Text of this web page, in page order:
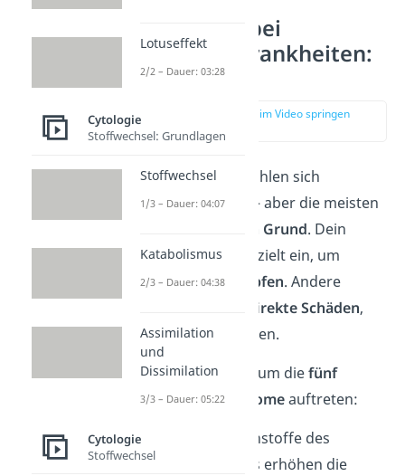
Symptome bei
Infektionskrankheiten:
Ursachen
zur Stelle im Video springen
VieleSymptome
fühlen sich
unangenehm an — aber die meisten
guten Grund. Dein
Körper setzt sie gezielt ein, um
Erreger zu bekämpfen. Andere
direkte Schäden,
die Erreger anrichten.
Hier siehst du, warum diefünf
häufigsten Symptomeauftreten:
→ Botenstoffe des
Immunsystems erhöhen die
Lotuseffekt
2/2 – Dauer: 03:28
Cytologie
Stoffwechsel: Grundlagen
Stoffwechsel
1/3 – Dauer: 04:07
Katabolismus
2/3 – Dauer: 04:38
Assimilation
und
Dissimilation
3/3 – Dauer: 05:22
Cytologie
Stoffwechsel